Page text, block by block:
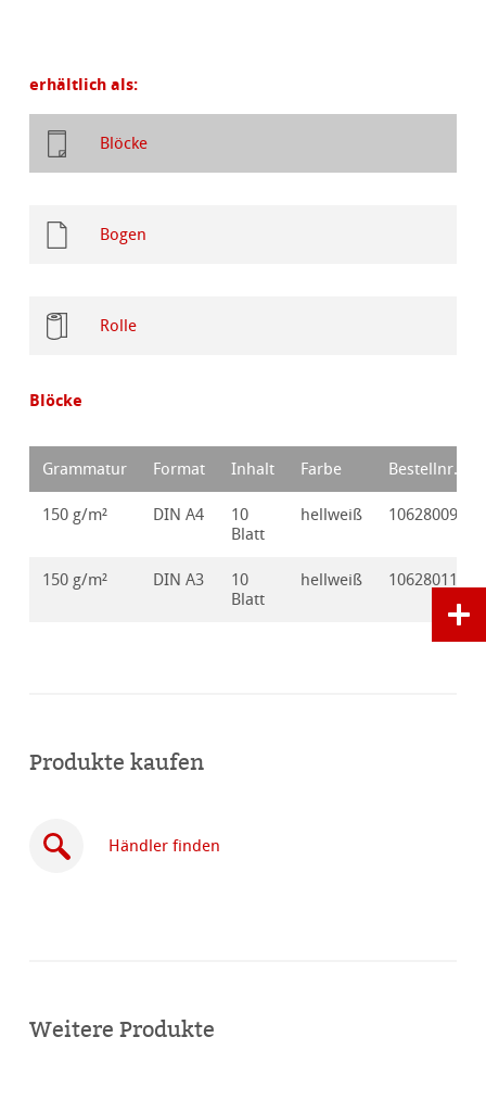
erhältlich als:
Blöcke
Bogen
Rolle
Blöcke
Grammatur Format Inhalt Farbe Bestellnr.
150 g/m² DIN A4
10
Blatt
hellweiß 10628009
150 g/m² DIN A3
10
Blatt
hellweiß 10628011
Produkte kaufen
Händler finden
Weitere Produkte